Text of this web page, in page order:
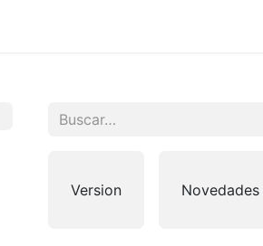
Version Novedades